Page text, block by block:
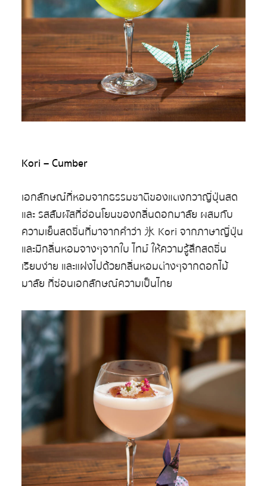
Kori – Cumber
เอกลักษณ์ที่หอมจากธรรมชาติของแตงกวาญี่ปุ่นสด
และ รสสัมผัสที่อ่อนโยนของกลิ่นดอกมาลัย ผสมกับ
ความเย็นสดชื่นที่มาจากคำว่า 氷 Kori จากภาษาญี่ปุ่น
และมีกลิ่นหอมจางๆจากใบ ไทม์ ให้ความรู้สึกสดชื่น
เรียบง่าย และแฝงไปด้วยกลิ่นหอมต่างๆจากดอกไม้
มาลัย ที่ซ่อนเอกลักษณ์ความเป็นไทย